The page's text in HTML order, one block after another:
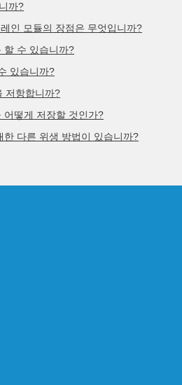
까?
인 모듈의 장점은 무엇입니까?
할 수 있습니까?
있습니까?
저항합니까?
어떻게 저장할 것인가?
다른 위생 방법이 있습니까?